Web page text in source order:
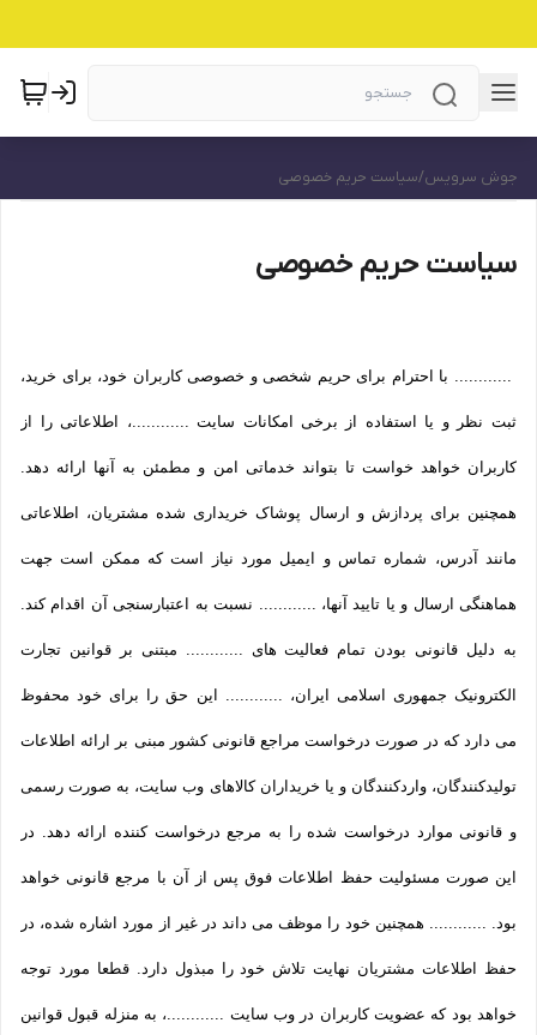
جوش سرویس/سیاست حریم خصوصی
سیاست حریم خصوصی
............ با احترام برای حریم شخصی و خصوصی کاربران خود، برای خرید،
ثبت نظر و یا استفاده از برخی امکانات سایت ............، اطلاعاتی را از
کاربران خواهد خواست تا بتواند خدماتی امن و مطمئن به آنها ارائه دهد.
همچنین برای پردازش و ارسال پوشاک خریداری شده مشتریان، اطلاعاتی
مانند آدرس، شماره تماس و ایمیل مورد نیاز است که ممکن است جهت
هماهنگی ارسال و یا تایید آنها، ............ نسبت به اعتبارسنجی آن اقدام کند.
به دلیل قانونی بودن تمام فعالیت های ............ مبتنی بر قوانین تجارت
الکترونیک جمهوری اسلامی ایران، ............ این حق را برای خود محفوظ
می دارد که در صورت درخواست مراجع قانونی کشور مبنی بر ارائه اطلاعات
تولیدکنندگان، واردکنندگان و یا خریداران کالاهای وب سایت، به صورت رسمی
و قانونی موارد درخواست شده را به مرجع درخواست کننده ارائه دهد. در
این صورت مسئولیت حفظ اطلاعات فوق پس از آن با مرجع قانونی خواهد
بود. ............ همچنین خود را موظف می داند در غیر از مورد اشاره شده، در
حفظ اطلاعات مشتریان نهایت تلاش خود را مبذول دارد. قطعا مورد توجه
خواهد بود که عضویت کاربران در وب سایت ............، به منزله قبول قوانین